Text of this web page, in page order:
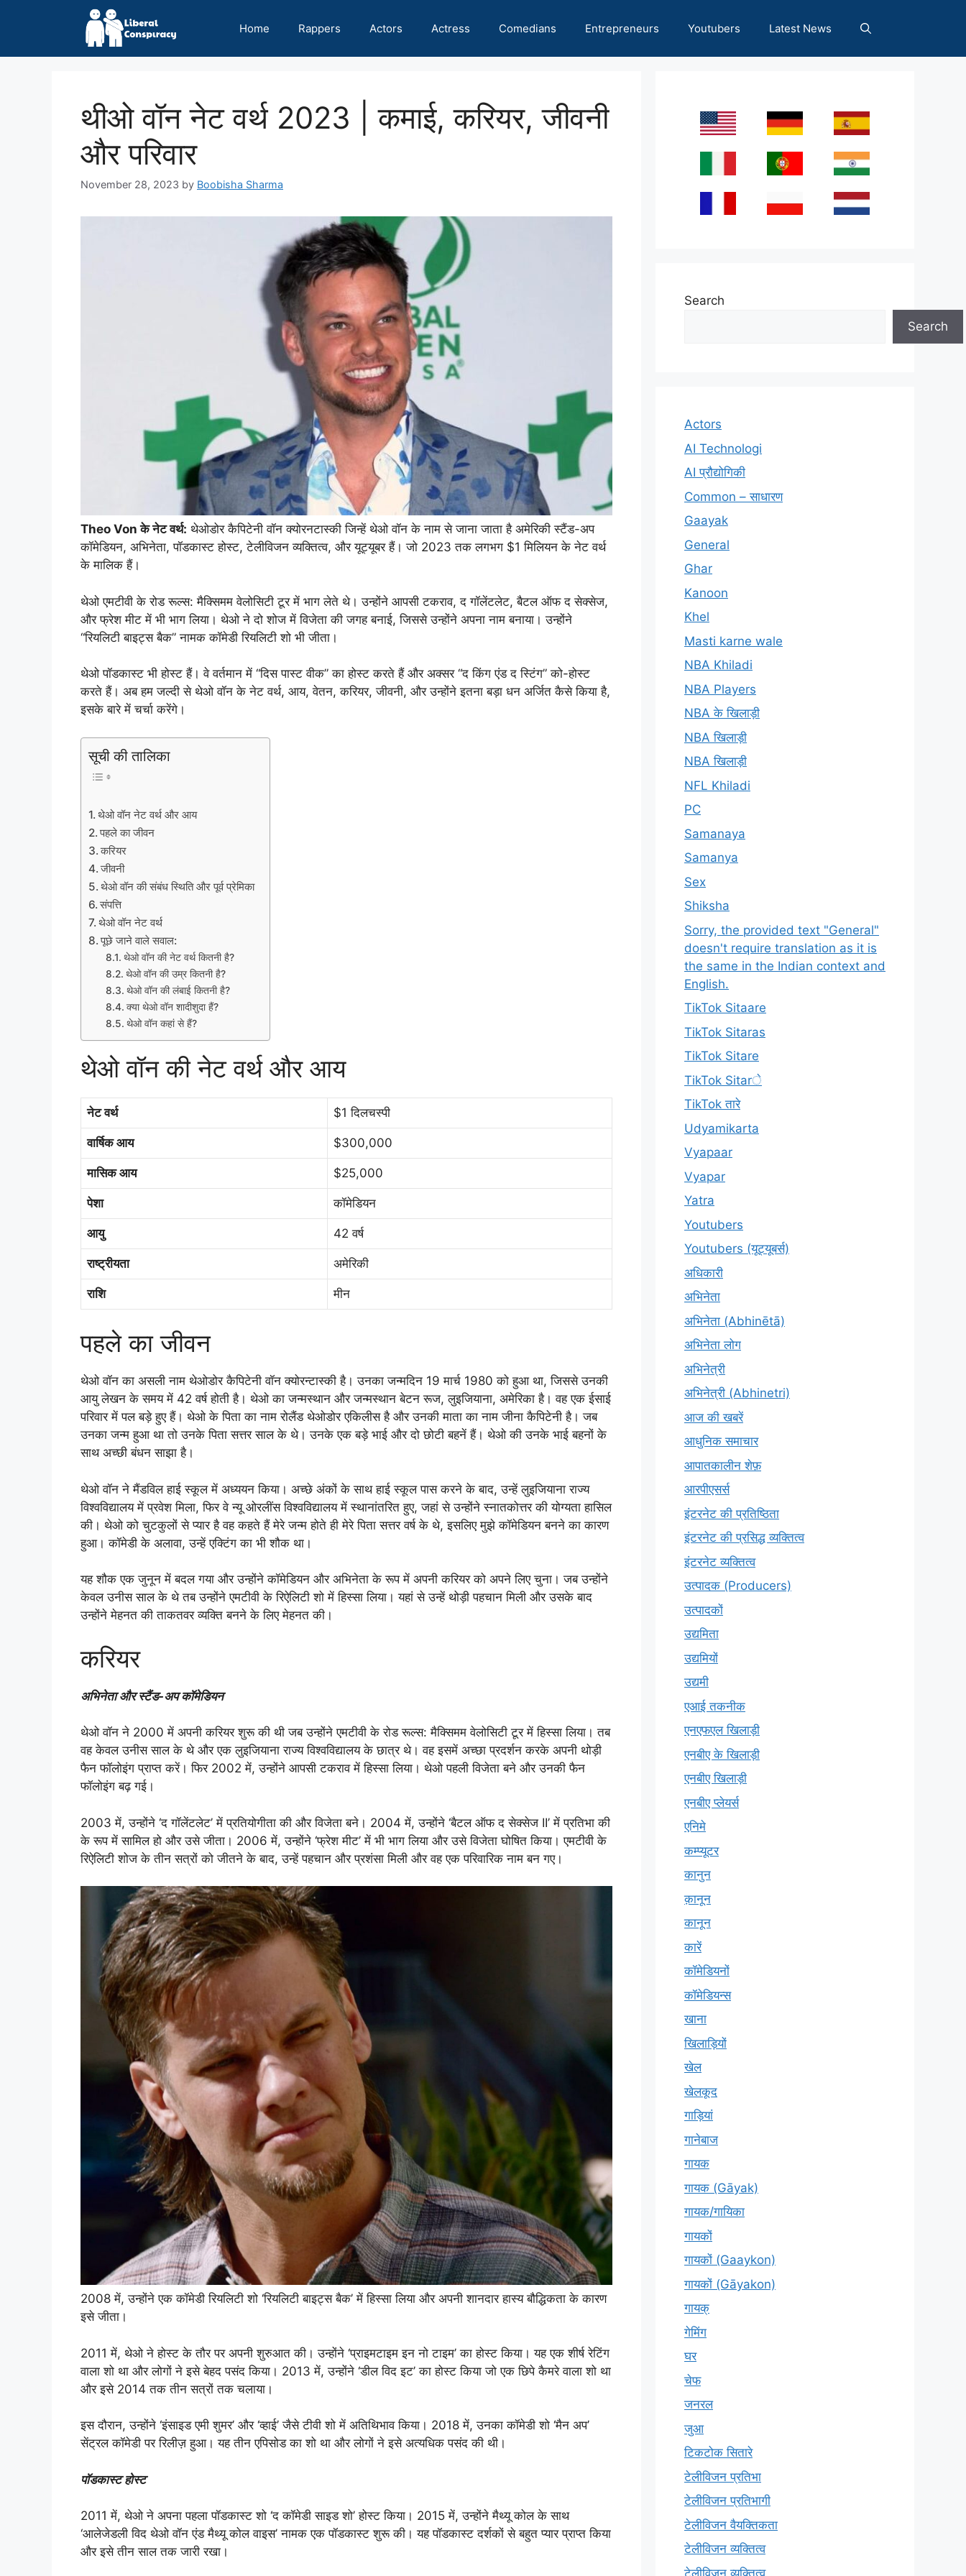
Home Rappers Actors Actress Comedians Entrepreneurs Youtubers Latest News
थीओ वॉन नेट वर्थ 2023 | कमाई, करियर, जीवनी
और परिवार
November 28, 2023 by Boobisha Sharma
Theo Von के नेट वर्थ: थेओडोर कैपिटेनी वॉन क्योरनटास्की जिन्हें थेओ वॉन के नाम से जाना जाता है अमेरिकी स्टैंड-अप
कॉमेडियन, अभिनेता, पॉडकास्ट होस्ट, टेलीविजन व्यक्तित्व, और यूट्यूबर हैं। जो 2023 तक लगभग $1 मिलियन के नेट वर्थ
के मालिक हैं।
थेओ एमटीवी के रोड रूल्स: मैक्सिमम वेलोसिटी टूर में भाग लेते थे। उन्होंने आपसी टकराव, द गॉलेंटलेट, बैटल ऑफ द सेक्सेज,
और फ्रेश मीट में भी भाग लिया। थेओ ने दो शोज में विजेता की जगह बनाई, जिससे उन्होंने अपना नाम बनाया। उन्होंने
“रियलिटी बाइट्स बैक” नामक कॉमेडी रियलिटी शो भी जीता।
थेओ पॉडकास्ट भी होस्ट हैं। वे वर्तमान में “दिस पास्ट वीक” का होस्ट करते हैं और अक्सर “द किंग एंड द स्टिंग” को-होस्ट
करते हैं। अब हम जल्दी से थेओ वॉन के नेट वर्थ, आय, वेतन, करियर, जीवनी, और उन्होंने इतना बड़ा धन अर्जित कैसे किया है,
इसके बारे में चर्चा करेंगे।
सूची की तालिका
थेओ वॉन नेट वर्थ और आय
पहले का जीवन
करियर
जीवनी
थेओ वॉन की संबंध स्थिति और पूर्व प्रेमिका
संपत्ति
थेओ वॉन नेट वर्थ
पूछे जाने वाले सवाल:
थेओ वॉन की नेट वर्थ कितनी है?
थेओ वॉन की उम्र कितनी है?
थेओ वॉन की लंबाई कितनी है?
क्या थेओ वॉन शादीशुदा हैं?
थेओ वॉन कहां से हैं?
थेओ वॉन की नेट वर्थ और आय
नेट वर्थ $1 दिलचस्पी
वार्षिक आय $300,000
मासिक आय $25,000
पेशा कॉमेडियन
आयु 42 वर्ष
राष्ट्रीयता अमेरिकी
राशि मीन
पहले का जीवन
थेओ वॉन का असली नाम थेओडोर कैपिटेनी वॉन क्योरन्टास्की है। उनका जन्मदिन 19 मार्च 1980 को हुआ था, जिससे उनकी
आयु लेखन के समय में 42 वर्ष होती है। थेओ का जन्मस्थान और जन्मस्थान बेटन रूज, लुइजियाना, अमेरिका है। वह एक ईसाई
परिवार में पल बड़े हुए हैं। थेओ के पिता का नाम रोलैंड थेओडोर एकिलीस है और उनकी माता का नाम जीना कैपिटेनी है। जब
उनका जन्म हुआ था तो उनके पिता सत्तर साल के थे। उनके एक बड़े भाई और दो छोटी बहनें हैं। थेओ की उनके भाई बहनों के
साथ अच्छी बंधन साझा है।
थेओ वॉन ने मैंडविल हाई स्कूल में अध्ययन किया। अच्छे अंकों के साथ हाई स्कूल पास करने के बाद, उन्हें लुइजियाना राज्य
विश्वविद्यालय में प्रवेश मिला, फिर वे न्यू ओरलींस विश्वविद्यालय में स्थानांतरित हुए, जहां से उन्होंने स्नातकोत्तर की योग्यता हासिल
की। थेओ को चुटकुलों से प्यार है वह कहते हैं मेरे जन्म होते ही मेरे पिता सत्तर वर्ष के थे, इसलिए मुझे कॉमेडियन बनने का कारण
हुआ। कॉमेडी के अलावा, उन्हें एक्टिंग का भी शौक था।
यह शौक एक जुनून में बदल गया और उन्होंने कॉमेडियन और अभिनेता के रूप में अपनी करियर को अपने लिए चुना। जब उन्होंने
केवल उनीस साल के थे तब उन्होंने एमटीवी के रिऐलिटी शो में हिस्सा लिया। यहां से उन्हें थोड़ी पहचान मिली और उसके बाद
उन्होंने मेहनत की ताकतवर व्यक्ति बनने के लिए मेहनत की।
करियर
अभिनेता और स्टैंड-अप कॉमेडियन
थेओ वॉन ने 2000 में अपनी करियर शुरू की थी जब उन्होंने एमटीवी के रोड रूल्स: मैक्सिमम वेलोसिटी टूर में हिस्सा लिया। तब
वह केवल उनीस साल के थे और एक लुइजियाना राज्य विश्वविद्यालय के छात्र थे। वह इसमें अच्छा प्रदर्शन करके अपनी थोड़ी
फैन फॉलोइंग प्राप्त करें। फिर 2002 में, उन्होंने आपसी टकराव में हिस्सा लिया। थेओ पहली विजेता बने और उनकी फैन
फॉलोइंग बढ़ गई।
2003 में, उन्होंने ‘द गॉलेंटलेट’ में प्रतियोगीता की और विजेता बने। 2004 में, उन्होंने ‘बैटल ऑफ द सेक्सेज II’ में प्रतिभा की
के रूप में सामिल हो और उसे जीता। 2006 में, उन्होंने ‘फ्रेश मीट’ में भी भाग लिया और उसे विजेता घोषित किया। एमटीवी के
रिऐलिटी शोज के तीन सत्रों को जीतने के बाद, उन्हें पहचान और प्रशंसा मिली और वह एक परिवारिक नाम बन गए।
2008 में, उन्होंने एक कॉमेडी रियलिटी शो ‘रियलिटी बाइट्स बैक’ में हिस्सा लिया और अपनी शानदार हास्य बौद्धिकता के कारण
इसे जीता।
2011 में, थेओ ने होस्ट के तौर पर अपनी शुरुआत की। उन्होंने ‘प्राइमटाइम इन नो टाइम’ का होस्ट किया। यह एक शीर्ष रेटिंग
वाला शो था और लोगों ने इसे बेहद पसंद किया। 2013 में, उन्होंने ‘डील विद इट’ का होस्ट किया जो एक छिपे कैमरे वाला शो था
और इसे 2014 तक तीन सत्रों तक चलाया।
इस दौरान, उन्होंने ‘इंसाइड एमी शुमर’ और ‘व्हाई’ जैसे टीवी शो में अतिथिभाव किया। 2018 में, उनका कॉमेडी शो ‘मैन अप’
सेंट्रल कॉमेडी पर रिलीज़ हुआ। यह तीन एपिसोड का शो था और लोगों ने इसे अत्यधिक पसंद की थी।
पॉडकास्ट होस्ट
2011 में, थेओ ने अपना पहला पॉडकास्ट शो ‘द कॉमेडी साइड शो’ होस्ट किया। 2015 में, उन्होंने मैथ्यू कोल के साथ
‘आलेजेडली विद थेओ वॉन एंड मैथ्यू कोल वाइस’ नामक एक पॉडकास्ट शुरू की। यह पॉडकास्ट दर्शकों से बहुत प्यार प्राप्त किया
और इसे तीन साल तक जारी रखा।
Search
Search
Actors
AI Technologi
AI प्रौद्योगिकी
Common – साधारण
Gaayak
General
Ghar
Kanoon
Khel
Masti karne wale
NBA Khiladi
NBA Players
NBA के खिलाड़ी
NBA खिलाड़ी
NBA खिलाड़ी
NFL Khiladi
PC
Samanaya
Samanya
Sex
Shiksha
Sorry, the provided text "General"
doesn't require translation as it is
the same in the Indian context and
English.
TikTok Sitaare
TikTok Sitaras
TikTok Sitare
TikTok Sitarे
TikTok तारे
Udyamikarta
Vyapaar
Vyapar
Yatra
Youtubers
Youtubers (यूट्यूबर्स)
अधिकारी
अभिनेता
अभिनेता (Abhinētā)
अभिनेता लोग
अभिनेत्री
अभिनेत्री (Abhinetri)
आज की खबरें
आधुनिक समाचार
आपातकालीन शेफ़
आरपीएसर्स
इंटरनेट की प्रतिष्ठिता
इंटरनेट की प्रसिद्ध व्यक्तित्व
इंटरनेट व्यक्तित्व
उत्पादक (Producers)
उत्पादकों
उद्यमिता
उद्यमियों
उद्यमी
एआई तकनीक
एनएफएल खिलाड़ी
एनबीए के खिलाड़ी
एनबीए खिलाड़ी
एनबीए प्लेयर्स
एनिमे
कम्प्यूटर
कानुन
क़ानून
कानून
कारें
कॉमेडियनों
कॉमेडियन्स
खाना
खिलाड़ियों
खेल
खेलकूद
गाड़ियां
गानेबाज
गायक
गायक (Gāyak)
गायक/गायिका
गायकों
गायकों (Gaaykon)
गायकों (Gāyakon)
गायक्
गेमिंग
घर
चेफ
जनरल
जुआ
टिकटोक सितारे
टेलीविजन प्रतिभा
टेलीविजन प्रतिभागी
टेलीविजन वैयक्तिकता
टेलीविजन व्यक्तित्व
टेलीविज़न व्यक्तित्व